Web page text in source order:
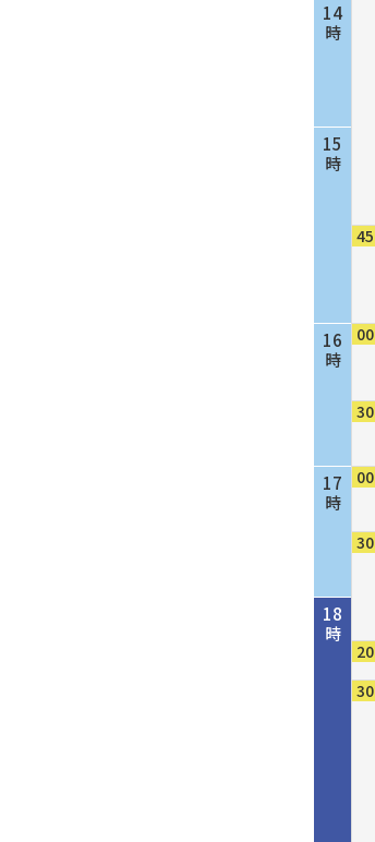
14
時
15
時
16
時
17
時
18
時
45
00
30
00
30
20
30